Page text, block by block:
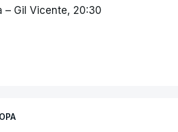
– Gil Vicente, 20:30